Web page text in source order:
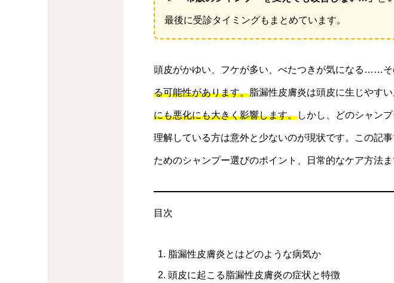
最後に受診タイミングもまとめています。
頭皮がかゆい、フケが多い、べたつきが気になる……そ
る可能性があります。脂漏性皮膚炎は頭皮に生じやす
にも悪化にも大きく影響します。しかし、どのシャン
理解している方は意外と少ないのが現状です。この記
ためのシャンプー選びのポイント、日常的なケア方法
目次
脂漏性皮膚炎とはどのような病気か
頭皮に起こる脂漏性皮膚炎の症状と特徴